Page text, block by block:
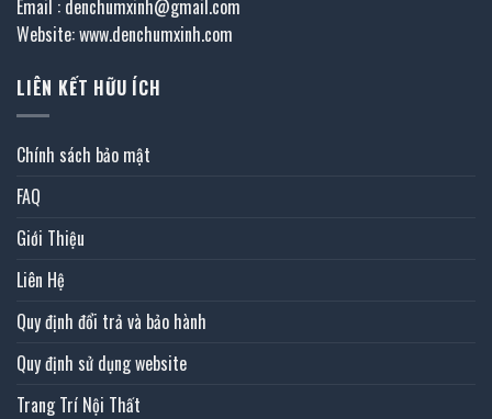
Email : denchumxinh@gmail.com
Website: www.denchumxinh.com
LIÊN KẾT HỮU ÍCH
Chính sách bảo mật
FAQ
Giới Thiệu
Liên Hệ
Quy định đổi trả và bảo hành
Quy định sử dụng website
Trang Trí Nội Thất